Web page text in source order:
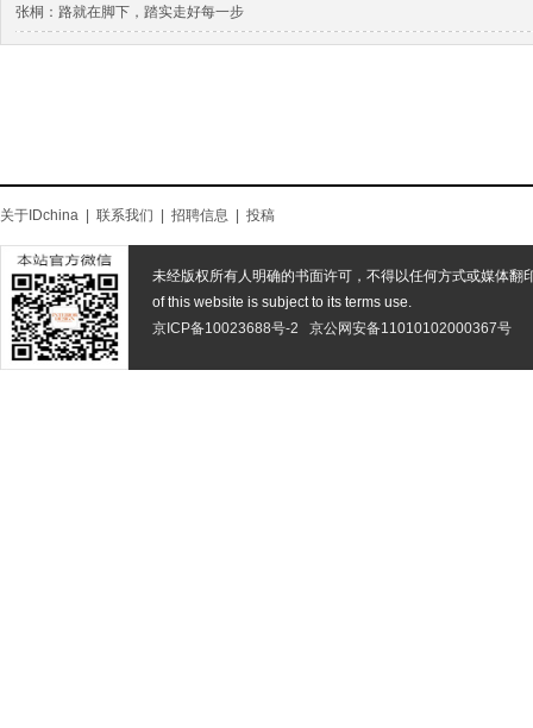
张桐：路就在脚下，踏实走好每一步
关于IDchina 联系我们 招聘信息 投稿
未经版权所有人明确的书面许可，不得以任何方式或媒体翻
of this website is subject to its terms use.
京ICP备10023688号-2
京公网安备11010102000367号